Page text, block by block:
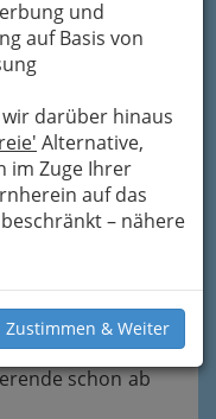
und
auf Basis von
darüber hinaus
Alternative,
im Zuge Ihrer
auf das
– nähere
Zustimmen & Weiter
aus Ihrem
können.
erleben
bekannt.
bieten
an.
und das
Joanneum-24h-
schon ab